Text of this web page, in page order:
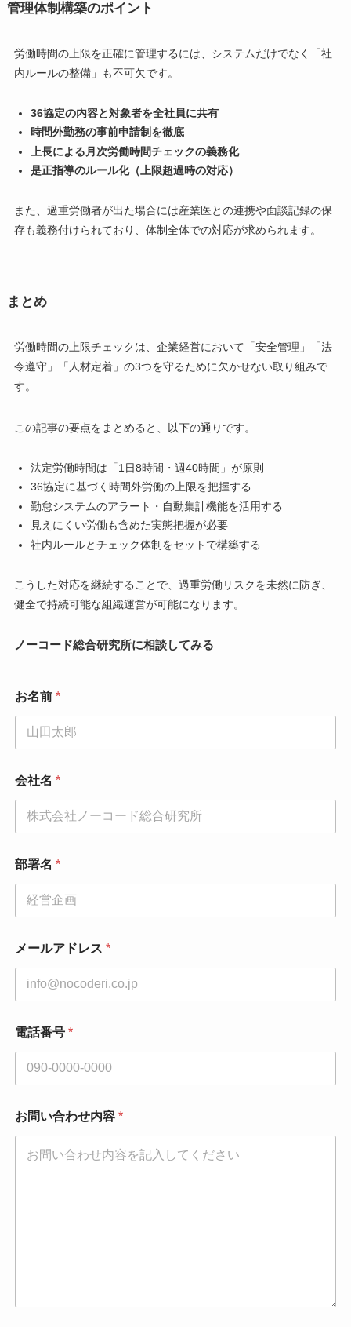
管理体制構築のポイント
労働時間の上限を正確に管理するには、システムだけでなく「社
内ルールの整備」も不可欠です。
36協定の内容と対象者を全社員に共有
時間外勤務の事前申請制を徹底
上長による月次労働時間チェックの義務化
是正指導のルール化（上限超過時の対応）
また、過重労働者が出た場合には産業医との連携や面談記録の保
存も義務付けられており、体制全体での対応が求められます。
まとめ
労働時間の上限チェックは、企業経営において「安全管理」「法
令遵守」「人材定着」の3つを守るために欠かせない取り組みで
す。
この記事の要点をまとめると、以下の通りです。
法定労働時間は「1日8時間・週40時間」が原則
36協定に基づく時間外労働の上限を把握する
勤怠システムのアラート・自動集計機能を活用する
見えにくい労働も含めた実態把握が必要
社内ルールとチェック体制をセットで構築する
こうした対応を継続することで、過重労働リスクを未然に防ぎ、
健全で持続可能な組織運営が可能になります。
ノーコード総合研究所に相談してみる
電
話
お名前 *
会社名 *
部署名 *
メールアドレス *
電話番号 *
お問い合わせ内容 *